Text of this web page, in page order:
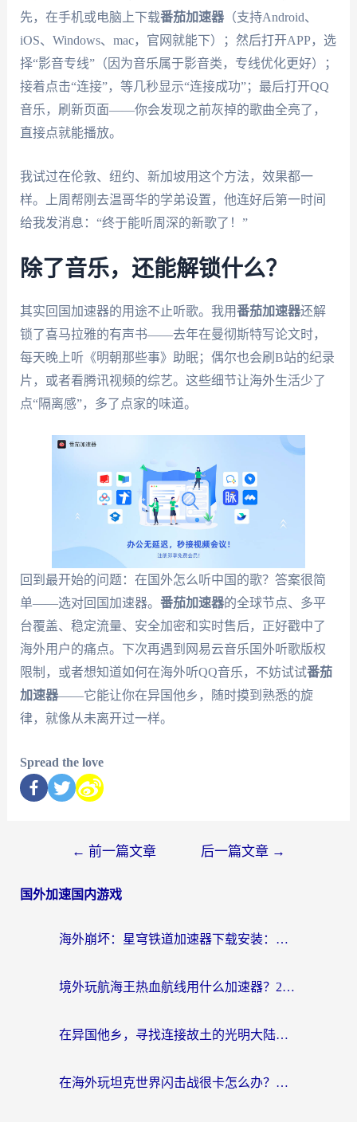
先，在手机或电脑上下载番茄加速器（支持Android、
iOS、Windows、mac，官网就能下）；然后打开APP，选
择“影音专线”（因为音乐属于影音类，专线优化更好）；
接着点击“连接”，等几秒显示“连接成功”；最后打开QQ
音乐，刷新页面——你会发现之前灰掉的歌曲全亮了，
直接点就能播放。
我试过在伦敦、纽约、新加坡用这个方法，效果都一
样。上周帮刚去温哥华的学弟设置，他连好后第一时间
给我发消息：“终于能听周深的新歌了！”
除了音乐，还能解锁什么？
其实回国加速器的用途不止听歌。我用番茄加速器还解
锁了喜马拉雅的有声书——去年在曼彻斯特写论文时，
每天晚上听《明朝那些事》助眠；偶尔也会刷B站的纪录
片，或者看腾讯视频的综艺。这些细节让海外生活少了
点“隔离感”，多了点家的味道。
回到最开始的问题：在国外怎么听中国的歌？答案很简
单——选对回国加速器。 番茄加速器的全球节点、多平
台覆盖、稳定流量、安全加密和实时售后，正好戳中了
海外用户的痛点。下次再遇到网易云音乐国外听歌版权
限制，或者想知道如何在海外听QQ音乐，不妨试试番茄
加速器——它能让你在异国他乡，随时摸到熟悉的旋
律，就像从未离开过一样。
Spread the love
← 前一篇文章 后一篇文章 →
国外加速国内游戏
海外崩坏：星穹铁道加速器下载安装：一份给游子的终极网络指南
境外玩航海王热血航线用什么加速器？2026海外玩家实测最优方案（附欧洲问道堡垒前线加速技巧）
在异国他乡，寻找连接故土的光明大陆免费加速器
在海外玩坦克世界闪击战很卡怎么办？老玩家亲测有效的加速器选择指南